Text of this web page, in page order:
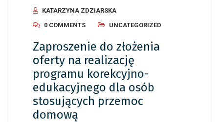
KATARZYNA ZDZIARSKA
0 COMMENTS
UNCATEGORIZED
Zaproszenie do złożenia
oferty na realizację
programu korekcyjno-
edukacyjnego dla osób
stosujących przemoc
domową